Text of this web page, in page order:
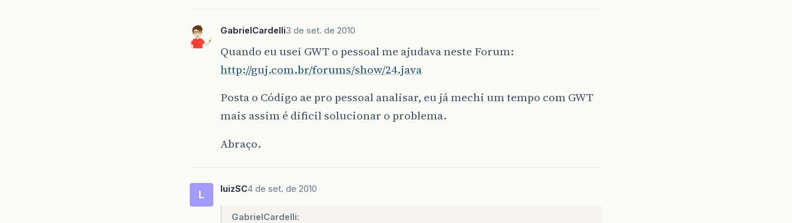
GabrielCardelli3 de set. de 2010
Quando eu usei GWT o pessoal me ajudava neste Forum:
http://guj.com.br/forums/show/24.java
Posta o Código ae pro pessoal analisar, eu já mechi um tempo com GWT
mais assim é dificil solucionar o problema.
Abraço.
L luizSC4 de set. de 2010
GabrielCardelli: